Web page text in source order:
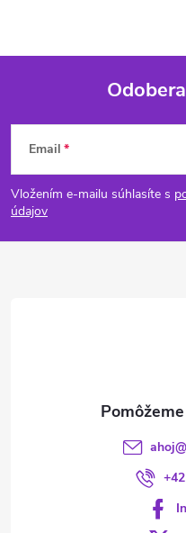
Z
á
p
Email
Vložením e-mailu súhlasíte s
údajov
ahoj@